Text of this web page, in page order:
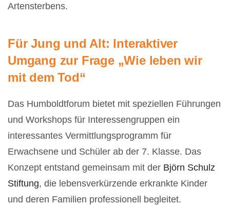
Artensterbens.
Für Jung und Alt: Interaktiver
Umgang zur Frage „Wie leben wir
mit dem Tod“
Das Humboldtforum bietet mit speziellen Führungen
und Workshops für Interessengruppen ein
interessantes Vermittlungsprogramm für
Erwachsene und Schüler ab der 7. Klasse. Das
Konzept entstand gemeinsam mit der Björn Schulz
Stiftung, die lebensverkürzende erkrankte Kinder
und deren Familien professionell begleitet.